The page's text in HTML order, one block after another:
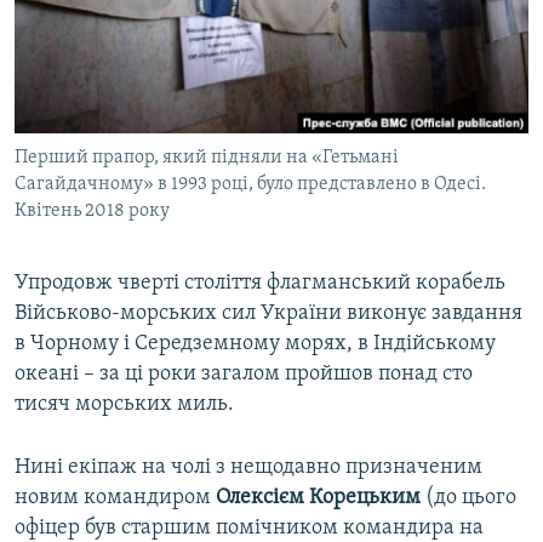
Перший прапор, який підняли на «Гетьмані
Сагайдачному» в 1993 році, було представлено в Одесі.
Квітень 2018 року
Упродовж чверті століття флагманський корабель
Військово-морських сил України виконує завдання
в Чорному і Середземному морях, в Індійському
океані – за ці роки загалом пройшов понад сто
тисяч морських миль.
Нині екіпаж на чолі з нещодавно призначеним
новим командиром Олексієм Корецьким (до цього
офіцер був старшим помічником командира на